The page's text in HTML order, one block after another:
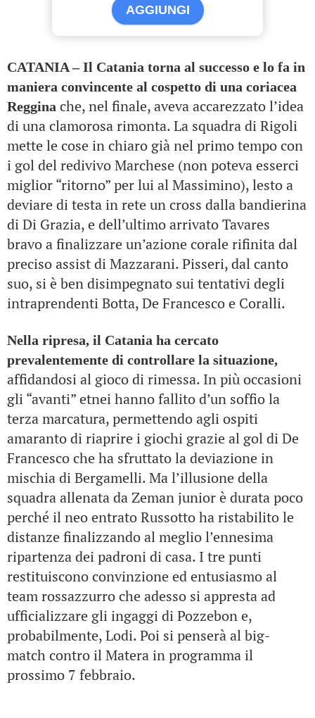
AGGIUNGI
CATANIA – Il Catania torna al successo e lo fa in
maniera convincente al cospetto di una coriacea
Reggina che, nel finale, aveva accarezzato l’idea
di una clamorosa rimonta. La squadra di Rigoli
mette le cose in chiaro già nel primo tempo con
i gol del redivivo Marchese (non poteva esserci
miglior “ritorno” per lui al Massimino), lesto a
deviare di testa in rete un cross dalla bandierina
di Di Grazia, e dell’ultimo arrivato Tavares
bravo a finalizzare un’azione corale rifinita dal
preciso assist di Mazzarani. Pisseri, dal canto
suo, si è ben disimpegnato sui tentativi degli
intraprendenti Botta, De Francesco e Coralli.
Nella ripresa, il Catania ha cercato
prevalentemente di controllare la situazione,
affidandosi al gioco di rimessa. In più occasioni
gli “avanti” etnei hanno fallito d’un soffio la
terza marcatura, permettendo agli ospiti
amaranto di riaprire i giochi grazie al gol di De
Francesco che ha sfruttato la deviazione in
mischia di Bergamelli. Ma l’illusione della
squadra allenata da Zeman junior è durata poco
perché il neo entrato Russotto ha ristabilito le
distanze finalizzando al meglio l’ennesima
ripartenza dei padroni di casa. I tre punti
restituiscono convinzione ed entusiasmo al
team rossazzurro che adesso si appresta ad
ufficializzare gli ingaggi di Pozzebon e,
probabilmente, Lodi. Poi si penserà al big-
match contro il Matera in programma il
prossimo 7 febbraio.